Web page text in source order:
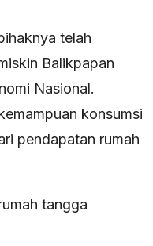
telah
Balikpapan
Nasional.
konsumsi
pendapatan rumah
tangga